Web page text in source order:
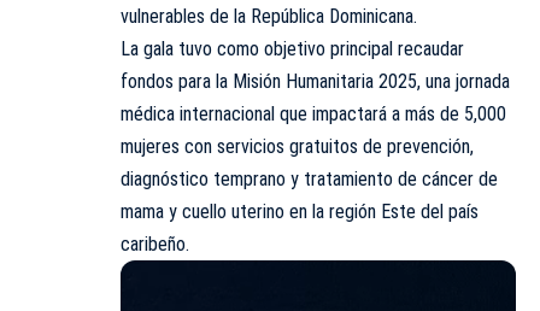
vulnerables de la República Dominicana.
La gala tuvo como objetivo principal recaudar
fondos para la Misión Humanitaria 2025, una jornada
médica internacional que impactará a más de 5,000
mujeres con servicios gratuitos de prevención,
diagnóstico temprano y tratamiento de cáncer de
mama y cuello uterino en la región Este del país
caribeño.